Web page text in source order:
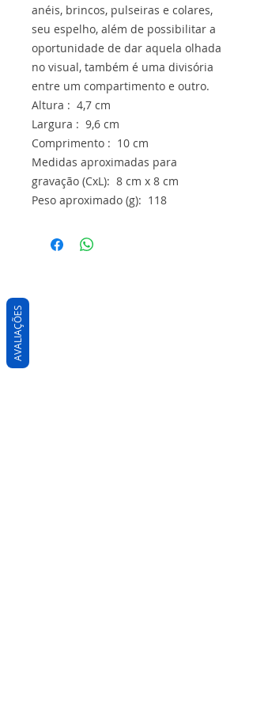
anéis, brincos, pulseiras e colares,
seu espelho, além de possibilitar a
oportunidade de dar aquela olhada
no visual, também é uma divisória
entre um compartimento e outro.
Altura : 4,7 cm
Largura : 9,6 cm
Comprimento : 10 cm
Medidas aproximadas para
gravação (CxL): 8 cm x 8 cm
Peso aproximado (g): 118
AVALIAÇÕES